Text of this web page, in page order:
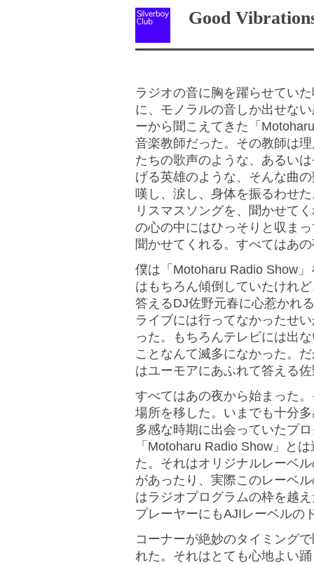
Good
ラジオの音に胸を躍らせてい
に、モノラルの音しか出せな
ーから聞こえてきた「
音楽教師だった。その教師は
たちの歌声のような、あるい
げる英雄のような、そんな曲
嘆し、涙し、身体を振るわせ
リスマスソングを、聞かせて
の心の中にはひっそりと収ま
聞かせてくれる。すべてはあ
僕は「Motoharu Radio Show
はもちろん傾倒していたけれ
答えるDJ佐野元春に心惹かれ
ライブには行ってなかったせ
った。もちろんテレビには出
ことなんて滅多になかった。
はユーモアにあふれて答える
すべてはあの夜から始まった
場所を移した。いまでも十分
多感な時期に出会っていたプ
「Motoharu Radio Show」と
た。それはオリジナルレーベ
があったり、実際このレーベ
はラジオプログラムの枠を越
プレーヤーにもAJIレーベルの
コーナーが絶妙のタイミング
れた。それはとても心地よい